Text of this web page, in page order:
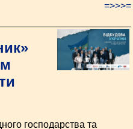
=>>>=
господарства та